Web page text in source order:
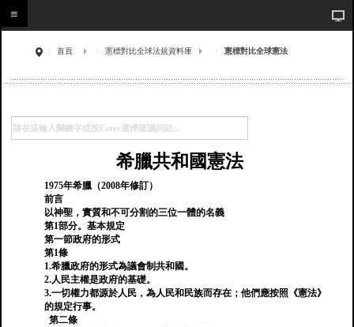
首頁 憲標對比全球法規資料庫 憲標對比全球憲法
希臘共和國憲法
1975年希臘（2008年修訂）
前言
以神聖，實質和不可分割的三位一體的名義
第1部分。基本規定
第一節政府的形式
第1條
1.希臘政府的形式為議會制共和國。
2.人民主權是政府的基礎。
3.一切權力都源於人民，為人民和民族而存在；他們應按照《憲法》
的規定行事。
第二條